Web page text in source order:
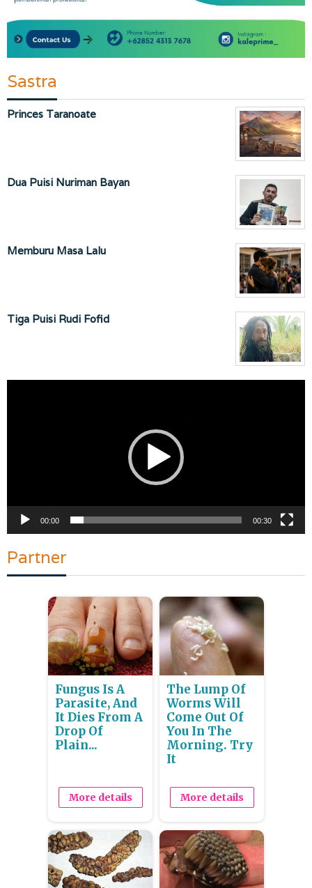
Sastra
Princes Taranoate
Dua Puisi Nuriman Bayan
Memburu Masa Lalu
Tiga Puisi Rudi Fofid
00:00 00:30
Partner
Fungus Is A
Parasite, And
It Dies From A
Drop Of
Plain...
More details
The Lump Of
Worms Will
Come Out Of
You In The
Morning. Try
It
More details